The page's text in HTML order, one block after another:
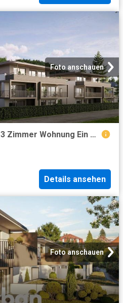
Foto anschauen
Kreuzbergl Residenzen 3 Zimmer Wohnung Ein Projekt von MADILE
Details ansehen
Foto anschauen